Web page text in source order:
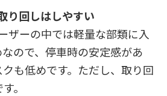
り回しはしやすい
ザーの中では軽量な部類に入
ので、停車時の安定感があ
も低めです。ただし、取り回
。